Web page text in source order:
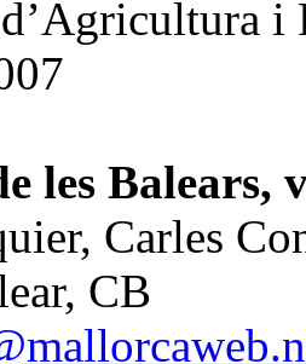
i
les Balears,
Carles
CB